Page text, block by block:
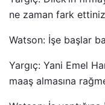
ne zaman fark
Watson: İşe başlar
Yargıç: Yani Emel
maaş almasına